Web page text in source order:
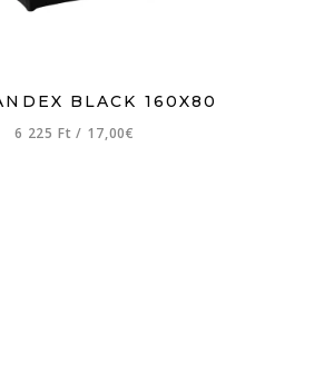
BLACK 160X80
6 225 Ft/ 17,00€